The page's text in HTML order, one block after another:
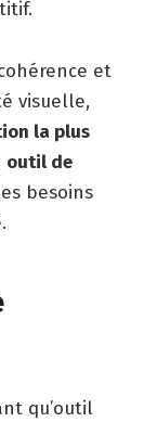
et
visuelle,
la plus
outil de
besoins
qu’outil